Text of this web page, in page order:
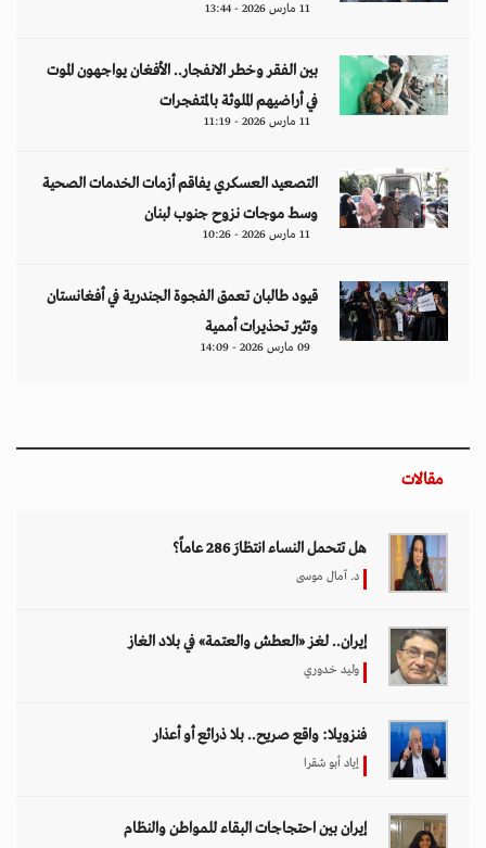
11 مارس 2026 - 13:44
بين الفقر وخطر الانفجار.. الأفغان يواجهون الموت
في أراضيهم الملوثة بالمتفجرات
11 مارس 2026 - 11:19
التصعيد العسكري يفاقم أزمات الخدمات الصحية
وسط موجات نزوح جنوب لبنان
11 مارس 2026 - 10:26
قيود طالبان تعمق الفجوة الجندرية في أفغانستان
وتثير تحذيرات أممية
09 مارس 2026 - 14:09
مقالات
هل تتحمل النساء انتظارَ 286 عاماً؟
د. آمال موسى
إيران.. لغز «العطش والعتمة» في بلاد الغاز
وليد خدوري
فنزويلا: واقع صريح.. بلا ذرائع أو أعذار
إياد أبو شقرا
إيران بين احتجاجات البقاء للمواطن والنظام